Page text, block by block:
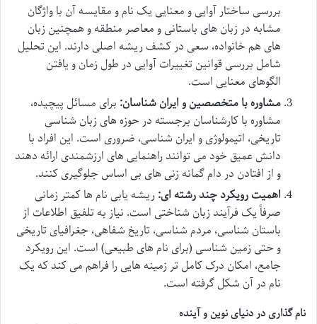
بررسی ساختار آوایی و معنایی یک نام و مقایسه آن با واژگان
مشابه در زبان های باستانی و معاصر منطقه و همچنین زبان
های هم خانواده، سعی در کشف ریشه اصلی دارند. این تحلیل
شامل بررسی قوانین تغییرات آوایی در طول زمان و یافتن
الگوهای معنایی است.
مشاوره با متخصصین و ایران شناسان: برای مسائل پیچیده،
مشاوره با کارشناسان برجسته در حوزه های زبان شناسی
تاریخی، اتیمولوژی و ایران شناسی، ضروری است. این افراد با
دانش عمیق خود می توانند راهنمایی های ارزشمندی ارائه دهند
و از افتادن در دام گمانه زنی های بی اساس جلوگیری کنند.
اهمیت رویکرد چند رشته ای:ریشه یابی نام ها کمتر زمانی
صرفاً یک فرآیند زبان شناختی است. نیاز به تلفیق اطلاعات از
باستان شناسی، مردم شناسی، تاریخ شفاهی، جغرافیای تاریخی
و حتی زمین شناسی (برای نام های طبیعی) است. این رویکرد
جامع، امکان درک کامل تر زمینه هایی را فراهم می کند که یک
نام در آن شکل گرفته است.
نام گذاری در دنیای نوین و آینده